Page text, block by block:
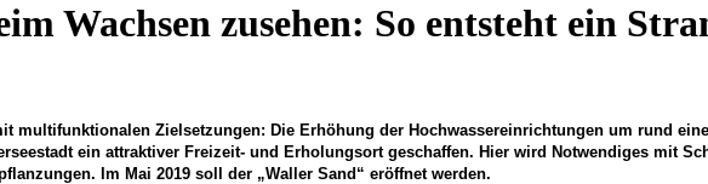
Wachsen zusehen: So entsteht ein
multifunktionalen Zielsetzungen: Die Erhöhung der Hochwassereinrichtungen um rund
ein attraktiver Freizeit- und Erholungsort geschaffen. Hier wird Notwendiges mit
Im Mai 2019 soll der „Waller Sand“ eröffnet werden.